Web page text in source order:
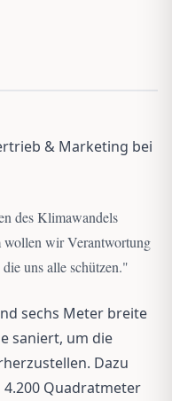
& Marketing bei
des Klimawandels
wollen wir Verantwortung
uns alle schützen."
sechs Meter breite
saniert, um die
Dazu
Quadratmeter